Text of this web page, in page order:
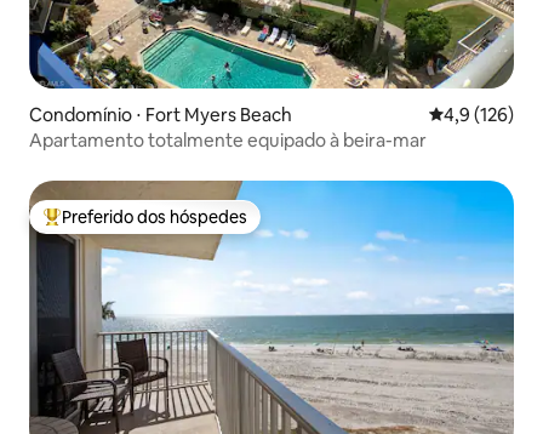
Condomínio ⋅ Fort Myers Beach 4,9 de uma
4,9 (126)
Apartamento totalmente equipado à beira-mar
Entre os melhores preferidos dos hóspedes
Preferido dos hóspedes